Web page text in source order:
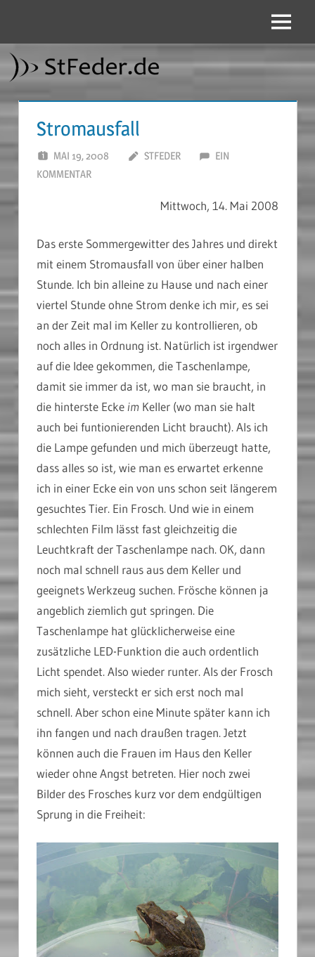
springen
Menü
Stromausfall
MAI 19, 2008 STFEDER
EIN
KOMMENTAR
Mittwoch, 14. Mai 2008
Das erste Sommergewitter des Jahres und direkt
mit einem Stromausfall von über einer halben
Stunde. Ich bin alleine zu Hause und nach einer
viertel Stunde ohne Strom denke ich mir, es sei
an der Zeit mal im Keller zu kontrollieren, ob
noch alles in Ordnung ist. Natürlich ist irgendwer
auf die Idee gekommen, die Taschenlampe,
damit sie immer da ist, wo man sie braucht, in
die hinterste Ecke im Keller (wo man sie halt
auch bei funtionierenden Licht braucht). Als ich
die Lampe gefunden und mich überzeugt hatte,
dass alles so ist, wie man es erwartet erkenne
ich in einer Ecke ein von uns schon seit längerem
gesuchtesTier. Ein Frosch. Und wie in einem
schlechten Film lässt fast gleichzeitig die
Leuchtkraft der Taschenlampe nach. OK, dann
noch mal schnell raus aus dem Keller und
geeignets Werkzeug suchen. Frösche können ja
angeblich ziemlich gut springen. Die
Taschenlampe hat glücklicherweise eine
zusätzliche LED-Funktion die auch ordentlich
Licht spendet. Also wieder runter. Als der Frosch
mich sieht, versteckt er sich erst noch mal
schnell. Aber schon eine Minute später kann ich
ihn fangen und nach draußen tragen. Jetzt
können auch die Frauen im Haus den Keller
wieder ohne Angst betreten. Hier noch zwei
Bilder des Frosches kurz vor dem endgültigen
Sprung in die Freiheit: